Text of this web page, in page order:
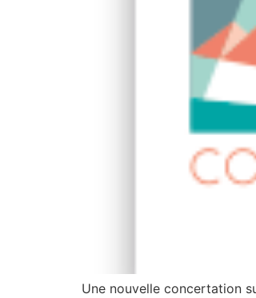
Une nouvelle concertation